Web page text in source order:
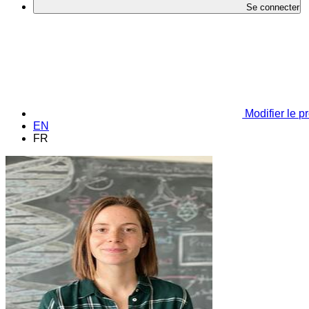
Se connecter
Modifier le
EN
FR